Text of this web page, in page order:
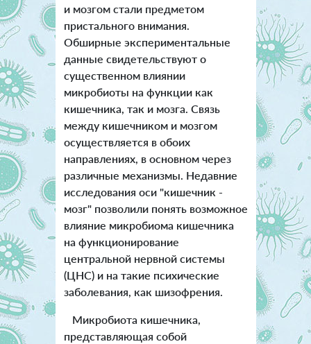
и мозгом стали предметом
пристального внимания.
Обширные экспериментальные
данные свидетельствуют о
существенном влиянии
микробиоты на функции как
кишечника, так и мозга. Связь
между кишечником и мозгом
осуществляется в обоих
направлениях, в основном через
различные механизмы. Недавние
исследования оси "кишечник -
мозг" позволили понять возможное
влияние микробиома кишечника
на функционирование
центральной нервной системы
(ЦНС) и на такие психические
заболевания, как шизофрения.
Микробиота кишечника,
представляющая собой